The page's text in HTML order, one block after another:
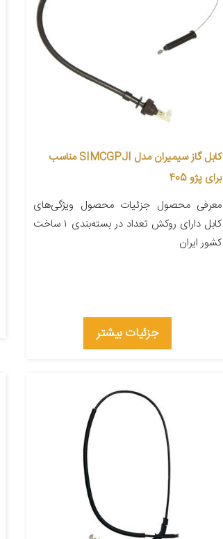
کابل گاز سیمیران مدل SIMCGPJI مناسب
برای پژو 405
معرفی محصول جزئیات محصول ویژگی‌های
کابل دارای روکش تعداد در بسته‌بندی ۱ ساخت
کشور ایران
جزئیات بیشتر